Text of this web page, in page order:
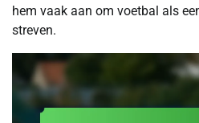
hem vaak aan om voetbal als
streven.